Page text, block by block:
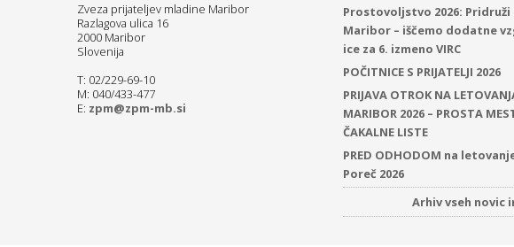
Zveza prijateljev mladine Maribor
Razlagova ulica 16
2000 Maribor
Slovenija
T: 02/229-69-10
M: 040/433-477
E: zpm@zpm-mb.si
Prostovoljstvo 2026: Pridruži
Maribor – iščemo dodatne
ice za 6. izmeno VIRC
POČITNICE S PRIJATELJI 2026
PRIJAVA OTROK NA
MARIBOR 2026 – PROSTA
ČAKALNE LISTE
PRED ODHODOM na
Poreč 2026
Arhiv vseh novic